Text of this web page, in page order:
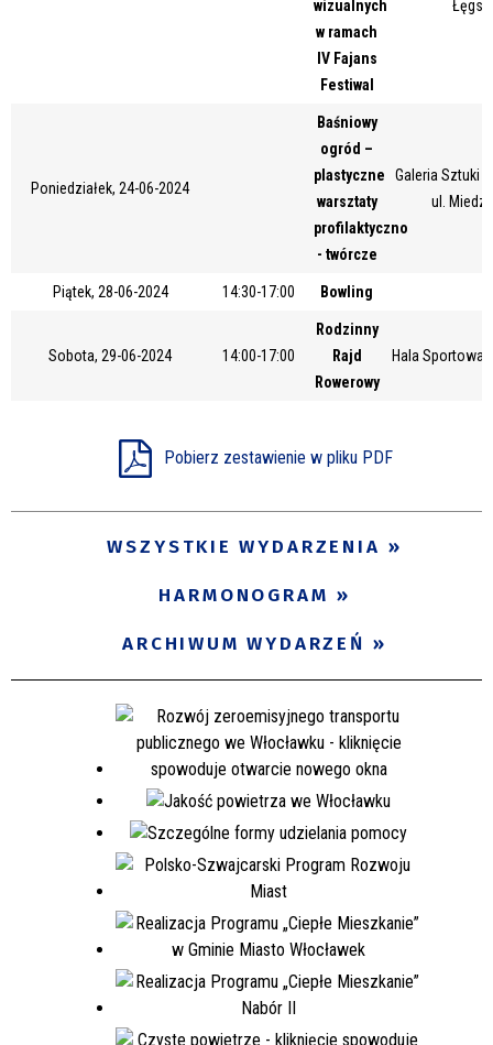
wizualnych
w ramach
IV Fajans
Festiwal
Poniedziałek, 24-06-2024
Baśniowy
ogród –
plastyczne
warsztaty
profilaktyczno
- twórcze
Galeria Sztuki
ul.
Piątek, 28-06-2024 14:30-17:00 Bowling
Sobota, 29-06-2024 14:00-17:00
Rodzinny
Rajd
Rowerowy
Hala Sportowa
Pobierz zestawienie w pliku PDF
WSZYSTKIE WYDARZENIA
HARMONOGRAM
ARCHIWUM WYDARZEŃ